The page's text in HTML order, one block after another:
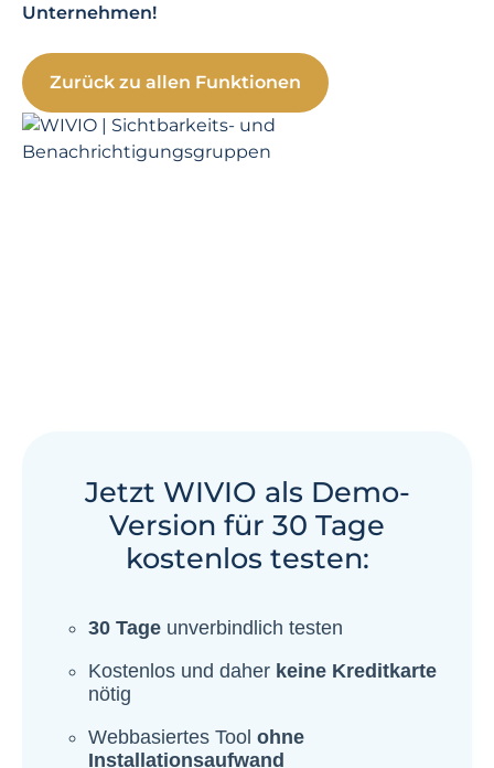
Unternehmen!
Zurück zu allen Funktionen
Jetzt WIVIO als Demo-
Version für 30 Tage
kostenlos testen: